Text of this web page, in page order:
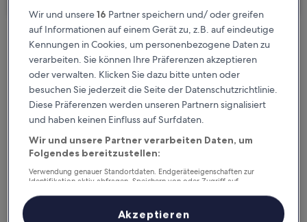
Kostenlose Stornierung bei
Planänderungen
Verdiene Prämien für jede
wahrgenommene Übernachtung
Mehr sparen mit Preisen für Mitglieder
Überprüfe die Preise für diese Daten
Wir und unsere16 Partner speichern und/ oder greifen
auf Informationen auf einem Gerät zu, z.B. auf eindeutige
Kennungen in Cookies, um personenbezogene Daten zu
verarbeiten. Sie können Ihre Präferenzen akzeptieren
oder verwalten. Klicken Sie dazu bitte unten oder
besuchen Sie jederzeit die Seite der Datenschutzrichtlinie.
Diese Präferenzen werden unseren Partnern signalisiert
und haben keinen Einfluss auf Surfdaten.
Wir und unsere Partner verarbeiten Daten, um
Folgendes bereitzustellen:
Verwendung genauer Standortdaten. Endgeräteeigenschaften zur
Identifikation aktiv abfragen. Speichern von oder Zugriff auf
Inhalte, Messung von Werbeleistung und der Performance von Inhalten,
Zielgruppenforschung sowie Entwicklung und Verbesserung von
Akzeptieren